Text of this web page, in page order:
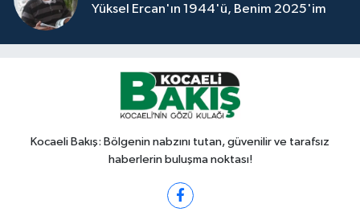
Yüksel Ercan'ın 1944'ü, Benim 2025'im
Kocaeli Bakış: Bölgenin nabzını tutan, güvenilir ve tarafsız
haberlerin buluşma noktası!